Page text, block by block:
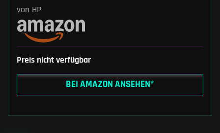
von HP
Preis nicht verfügbar
BEI AMAZON ANSEHEN*